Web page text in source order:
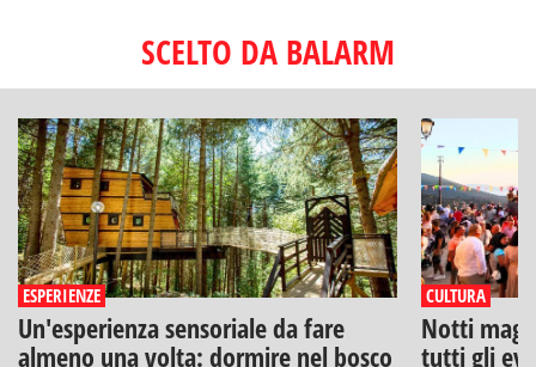
SCELTO DA BALARM
ESPERIENZE
Un'esperienza sensoriale da fare
almeno una volta: dormire nel bosco
CULTURA
Notti
tutti gli